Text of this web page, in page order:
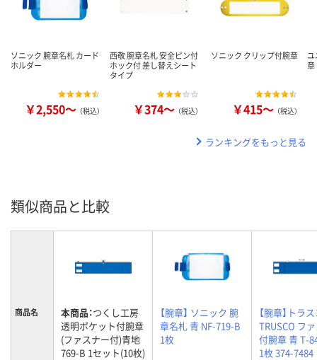
ソニック 腕章名札 カード
ホルダー
￥2,550～ （税込）
西敬 腕章名札 安全ピン付
ホック付 差し替えシート
タイプ
￥374～ （税込）
ソニック クリップ付腕章
￥415～ （税込）
ランキングをもっと見る
類似商品と比較
商品名 本商品：つくし工房
透明ポケット付腕章
(ファスナー付)青地
769-B 1セット(10枚)
【腕章】 ソニック 腕
章名札 青 NF-719-B
1枚
【腕章】トラ
TRUSCO フ
付腕章 青 T-
1枚 374-7484